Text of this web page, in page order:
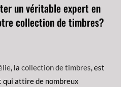
un véritable expert en
collection de timbres?
, lacollection de timbres, est
qui attire de nombreux